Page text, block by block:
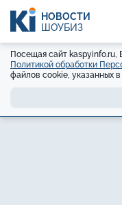
НОВОСТИ
ШОУБИЗ
Посещая сайт
Политикой обработки
файлов cookie, указанных